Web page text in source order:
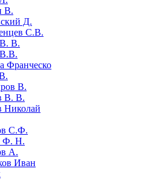
В.
Д.
С.В.
В.
Франческо
В.
В. В.
Николай
С.Ф.
Ф. Н.
А.
Иван